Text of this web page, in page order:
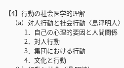
【4】行動の社会医学的理解
（a）対人行動と社会行動〈島津明人〉
1．自己の心理的要因と人間関係
2．対人行動
3．集団における行動
4．文化と行動